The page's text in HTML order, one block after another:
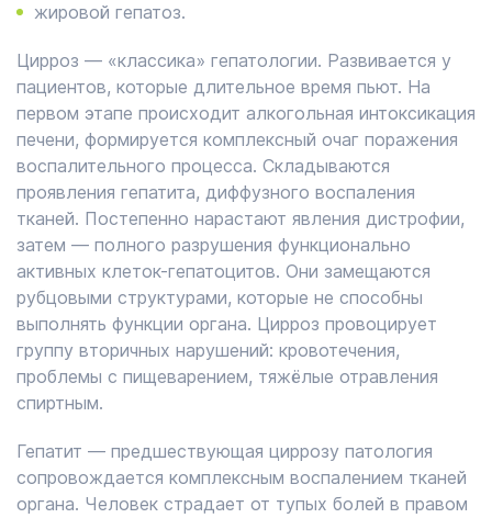
жировой гепатоз.
Цирроз — «классика» гепатологии. Развивается у
пациентов, которые длительное время пьют. На
первом этапе происходит алкогольная интоксикация
печени, формируется комплексный очаг поражения
воспалительного процесса. Складываются
проявления гепатита, диффузного воспаления
тканей. Постепенно нарастают явления дистрофии,
затем — полного разрушения функционально
активных клеток-гепатоцитов. Они замещаются
рубцовыми структурами, которые не способны
выполнять функции органа. Цирроз провоцирует
группу вторичных нарушений: кровотечения,
проблемы с пищеварением, тяжёлые отравления
спиртным.
Гепатит — предшествующая циррозу патология
сопровождается комплексным воспалением тканей
органа. Человек страдает от тупых болей в правом